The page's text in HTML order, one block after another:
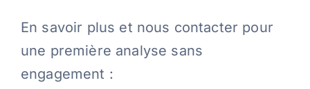
En savoir plus et nous contacter pour
une première analyse sans
engagement :